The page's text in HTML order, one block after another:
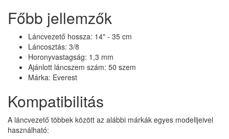
Főbb jellemzők
Láncvezető hossza: 14" - 35 cm
Láncosztás: 3/8
Horonyvastagság: 1,3 mm
Ajánlott láncszem szám: 50 szem
Márka: Everest
Kompatibilitás
A láncvezető többek között az alábbi márkák egyes modelljeivel
használható: